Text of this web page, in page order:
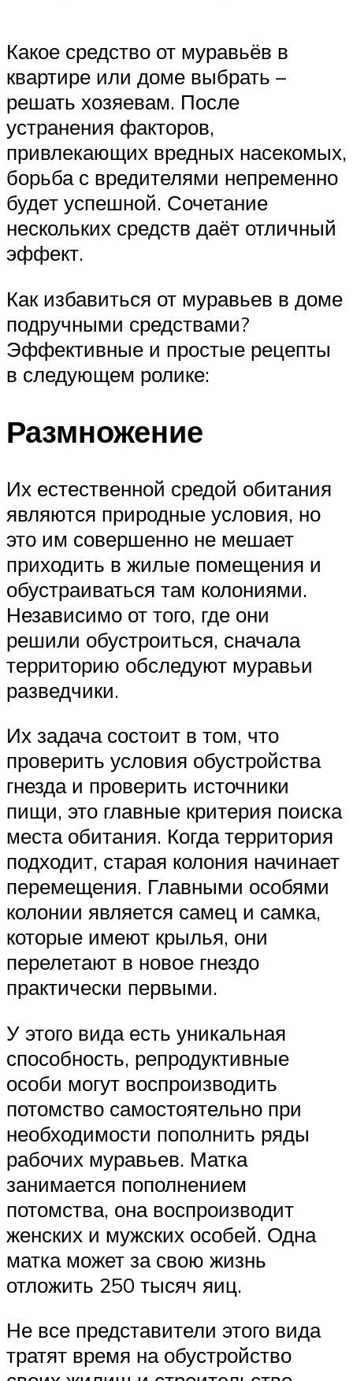
Какое средство от муравьёв в
квартире или доме выбрать –
решать хозяевам. После
устранения факторов,
привлекающих вредных насекомых,
борьба с вредителями непременно
будет успешной. Сочетание
нескольких средств даёт отличный
эффект.
Как избавиться от муравьев в доме
подручными средствами?
Эффективные и простые рецепты
в следующем ролике:
Размножение
Их естественной средой обитания
являются природные условия, но
это им совершенно не мешает
приходить в жилые помещения и
обустраиваться там колониями.
Независимо от того, где они
решили обустроиться, сначала
территорию обследуют муравьи
разведчики.
Их задача состоит в том, что
проверить условия обустройства
гнезда и проверить источники
пищи, это главные критерия поиска
места обитания. Когда территория
подходит, старая колония начинает
перемещения. Главными особями
колонии является самец и самка,
которые имеют крылья, они
перелетают в новое гнездо
практически первыми.
У этого вида есть уникальная
способность, репродуктивные
особи могут воспроизводить
потомство самостоятельно при
необходимости пополнить ряды
рабочих муравьев. Матка
занимается пополнением
потомства, она воспроизводит
женских и мужских особей. Одна
матка может за свою жизнь
отложить 250 тысяч яиц.
Не все представители этого вида
тратят время на обустройство